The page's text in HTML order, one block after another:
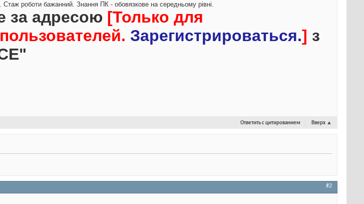
роботи бажанний. Знання ПК - обовязкове на середньому рівні.
за адресою [Только для
Зарегистрироваться.] з
Ответить с цитированием Вверх ▲
#2